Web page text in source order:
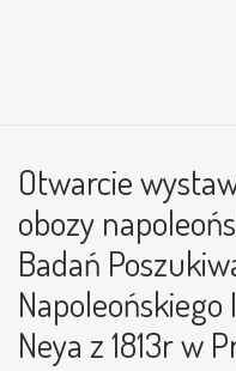
Otwarcie
obozy
Badań
Napoleońskiego
Neya z 1813r w